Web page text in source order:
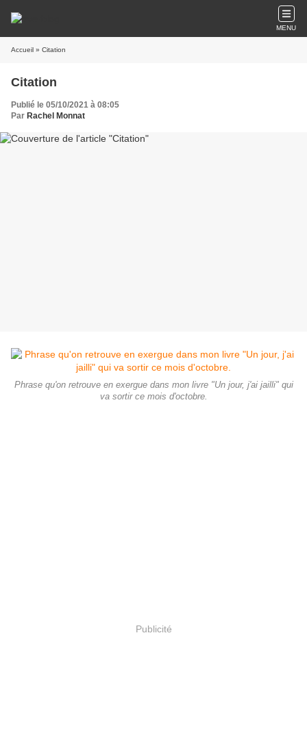
MENU
Accueil » Citation
Citation
Publié le 05/10/2021 à 08:05
Par Rachel Monnat
Phrase qu'on retrouve en exergue dans mon livre "Un jour, j'ai jailli" qui
va sortir ce mois d'octobre.
Publicité